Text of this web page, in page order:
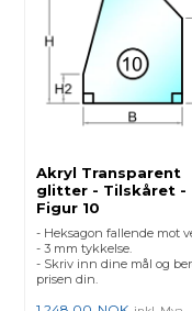
Akryl Transparent
glitter - Tilskåret -
Figur 10
- Heksagon fallende mot
- 3 mm tykkelse.
- Skriv inn dine mål og
prisen din.